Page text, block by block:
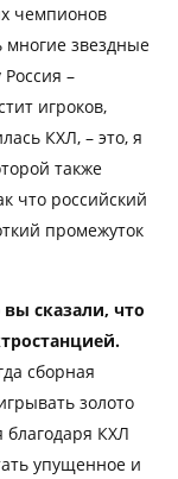
чемпионов
многие звездные
–
игроков,
КХЛ, – это, я
также
что российский
промежуток
сказали, что
сборная
золото
КХЛ
упущенное и